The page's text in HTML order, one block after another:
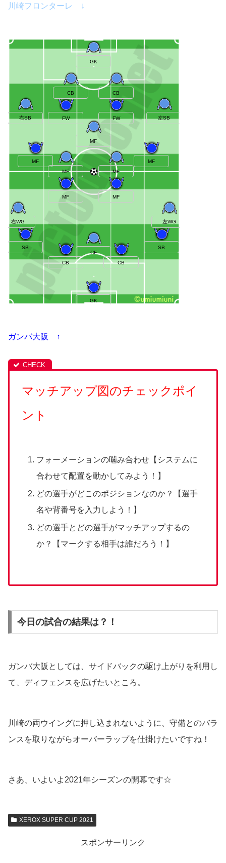
川崎フロンターレ ↓
ガンバ大阪 ↑
マッチアップ図のチェックポイ
ント
フォーメーションの噛み合わせ【システムに
合わせて配置を動かしてみよう！】
どの選手がどこのポジションなのか？【選手
名や背番号を入力しよう！】
どの選手とどの選手がマッチアップするの
か？【マークする相手は誰だろう！】
今日の試合の結果は？！
ガンバ大阪としては、サイドバックの駆け上がりを利用し
て、ディフェンスを広げたいところ。
川崎の両ウイングに押し込まれないように、守備とのバラ
ンスを取りながらオーバーラップを仕掛けたいですね！
さあ、いよいよ2021年シーズンの開幕です☆
XEROX SUPER CUP 2021
スポンサーリンク